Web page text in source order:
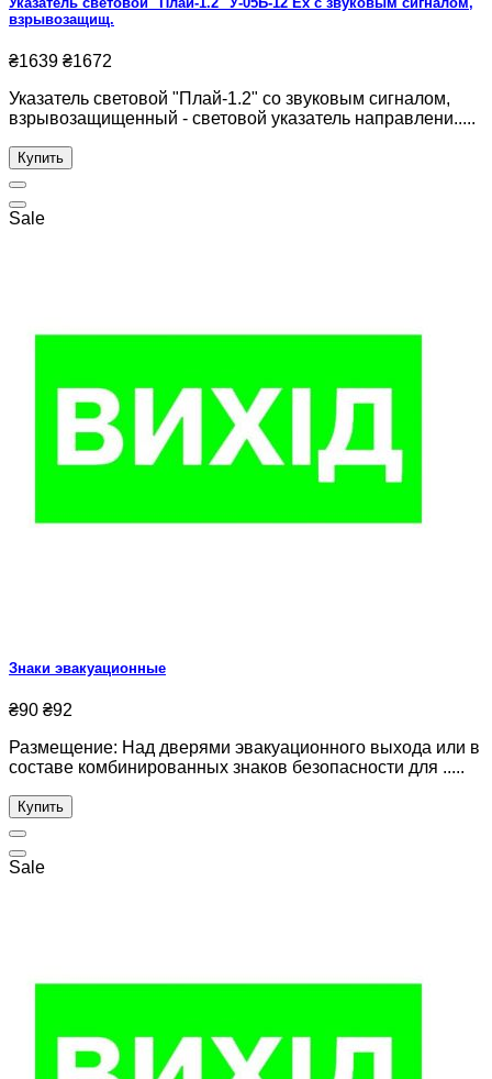
взрывозащищ.
₴1639 ₴1672
Указатель световой "Плай-1.2" со звуковым сигналом,
взрывозащищенный - световой указатель направлени.....
Купить
Sale
Знаки эвакуационные
₴90 ₴92
Размещение: Над дверями эвакуационного выхода или в
составе комбинированных знаков безопасности для .....
Купить
Sale